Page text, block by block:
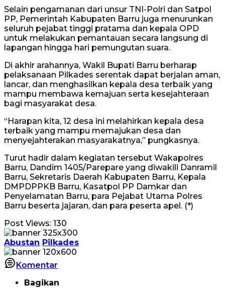
Selain pengamanan dari unsur TNI-Polri dan Satpol
PP, Pemerintah Kabupaten Barru juga menurunkan
seluruh pejabat tinggi pratama dan kepala OPD
untuk melakukan pemantauan secara langsung di
lapangan hingga hari pemungutan suara.
Di akhir arahannya, Wakil Bupati Barru berharap
pelaksanaan Pilkades serentak dapat berjalan aman,
lancar, dan menghasilkan kepala desa terbaik yang
mampu membawa kemajuan serta kesejahteraan
bagi masyarakat desa.
“Harapan kita, 12 desa ini melahirkan kepala desa
terbaik yang mampu memajukan desa dan
menyejahterakan masyarakatnya,” pungkasnya.
Turut hadir dalam kegiatan tersebut Wakapolres
Barru, Dandim 1405/Parepare yang diwakili Danramil
Barru, Sekretaris Daerah Kabupaten Barru, Kepala
DMPDPPKB Barru, Kasatpol PP Damkar dan
Penyelamatan Barru, para Pejabat Utama Polres
Barru beserta jajaran, dan para peserta apel. (*)
Post Views: 130
Abustan Pilkades
Komentar
Bagikan